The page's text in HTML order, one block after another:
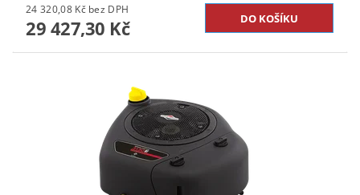
24 320,08 Kč bez DPH
29 427,30 Kč